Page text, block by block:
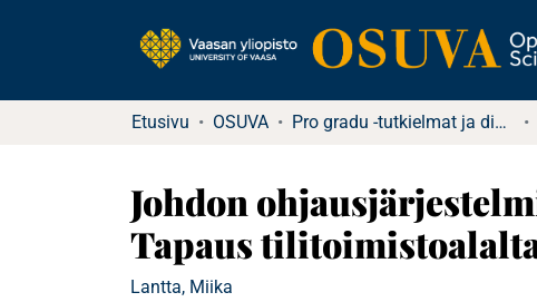
Etusivu OSUVA Pro gradu -tutkielmat ja diplomityöt
Johdon
Tapaus
Lantta, Miika